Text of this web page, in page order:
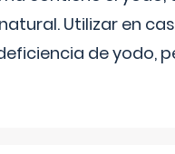
Utilizar en
de yodo,